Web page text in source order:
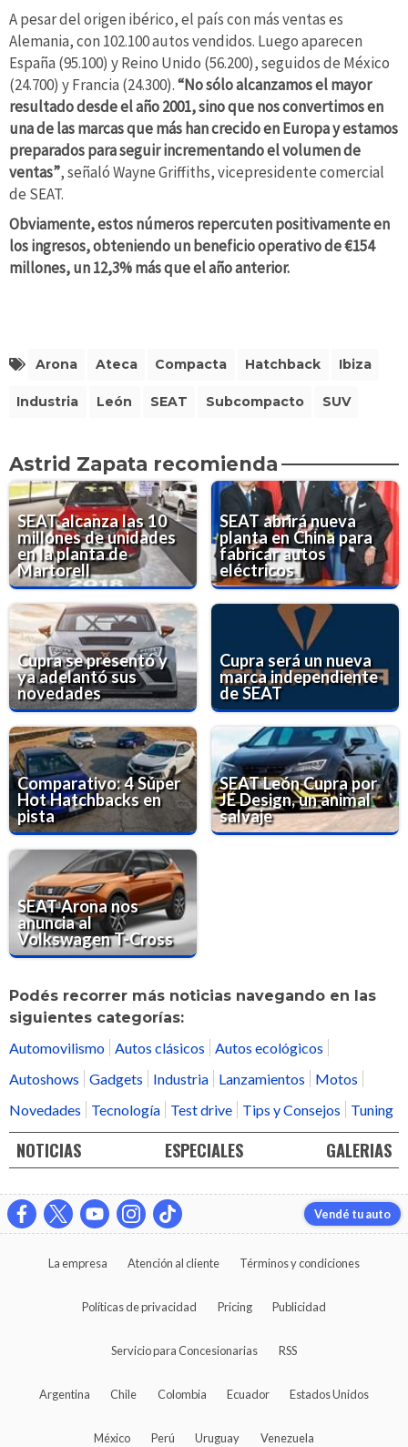
A pesar del origen ibérico, el país con más ventas es
Alemania, con 102.100 autos vendidos. Luego aparecen
España (95.100) y Reino Unido (56.200), seguidos de México
(24.700) y Francia (24.300).“No sólo alcanzamos el mayor
resultado desde el año 2001, sino que nos convertimos en
una de las marcas que más han crecido en Europa y estamos
preparados para seguir incrementando el volumen de
ventas”, señaló Wayne Griffiths, vicepresidente comercial
de SEAT.
Obviamente, estos números repercuten positivamente en
los ingresos, obteniendo un beneficio operativo de €154
millones, un 12,3% más que el año anterior.
Arona Ateca Compacta Hatchback Ibiza
Industria León SEAT Subcompacto SUV
Astrid Zapata recomienda
SEAT alcanza las 10
millones de unidades
en la planta de
Martorell
SEAT abrirá nueva
planta en China para
fabricar autos
eléctricos
Cupra se presentó y
ya adelantó sus
novedades
Cupra será un nueva
marca independiente
de SEAT
Comparativo: 4 Súper
Hot Hatchbacks en
pista
SEAT León Cupra por
JE Design, un animal
salvaje
SEAT Arona nos
anuncia al
Volkswagen T-Cross
Podés recorrer más noticias navegando en las
siguientes categorías:
Automovilismo Autos clásicos
Autos ecológicos
Autoshows
Gadgets Industria Lanzamientos
Motos
Novedades
Tecnología Test drive Tips y Consejos Tuning
NOTICIAS ESPECIALES GALERIAS
Vendé tu auto
La empresa Atención al cliente Términos y condiciones
Políticas de privacidad Pricing Publicidad
Servicio para Concesionarias RSS
Argentina Chile Colombia Ecuador Estados Unidos
México Perú Uruguay Venezuela